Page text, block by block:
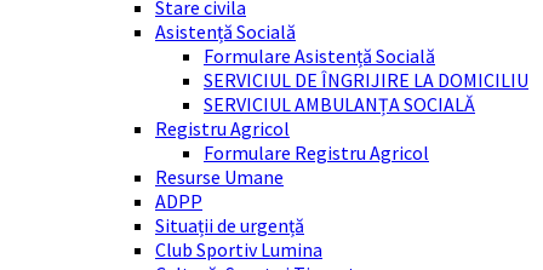
Stare civila
Asistență Socială
Formulare Asistență Socială
SERVICIUL DE ÎNGRIJIRE LA DOMICILIU
SERVICIUL AMBULANȚA SOCIALĂ
Registru Agricol
Formulare Registru Agricol
Resurse Umane
ADPP
Situații de urgență
Club Sportiv Lumina